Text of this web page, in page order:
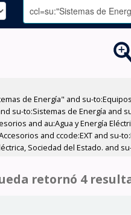
de Energía" and su-
su-to:Sistemas de Energía and
and au:Agua y Energía
and ccode:EXT and su-
Sociedad del Estado. and
retornó 4